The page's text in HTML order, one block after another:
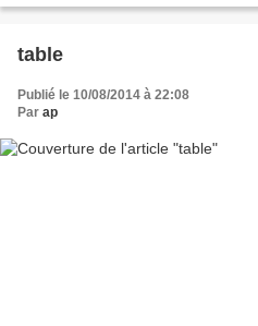
table
Publié le 10/08/2014 à 22:08
Par ap